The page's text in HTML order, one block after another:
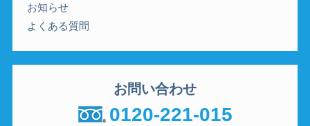
お知らせ
よくある質問
お問い合わせ
0120-221-015